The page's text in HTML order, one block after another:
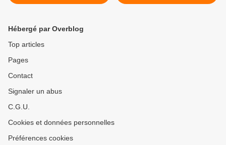
Hébergé par Overblog
Top articles
Pages
Contact
Signaler un abus
C.G.U.
Cookies et données personnelles
Préférences cookies